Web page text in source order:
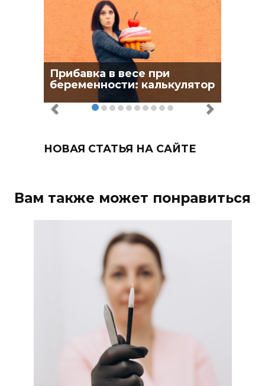
Прибавка в весе при
беременности: калькулятор
НОВАЯ СТАТЬЯ НА САЙТЕ
Вам также может понравиться